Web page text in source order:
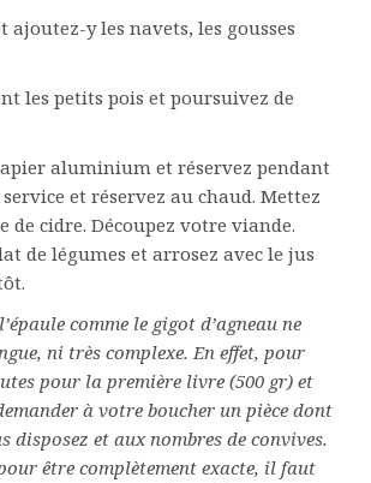
y les navets, les gousses
les petits pois et poursuivez de
aluminium et réservez pendant
et réservez au chaud. Mettez
cidre. Découpez votre viande.
de légumes et arrosez avec le jus
comme le gigot d’agneau ne
ni très complexe. En effet, pour
pour la première livre (500 gr) et
à votre boucher un pièce dont
et aux nombres de convives.
être complètement exacte, il faut